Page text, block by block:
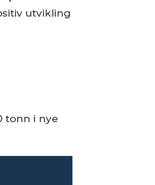
utvikling
tonn i nye